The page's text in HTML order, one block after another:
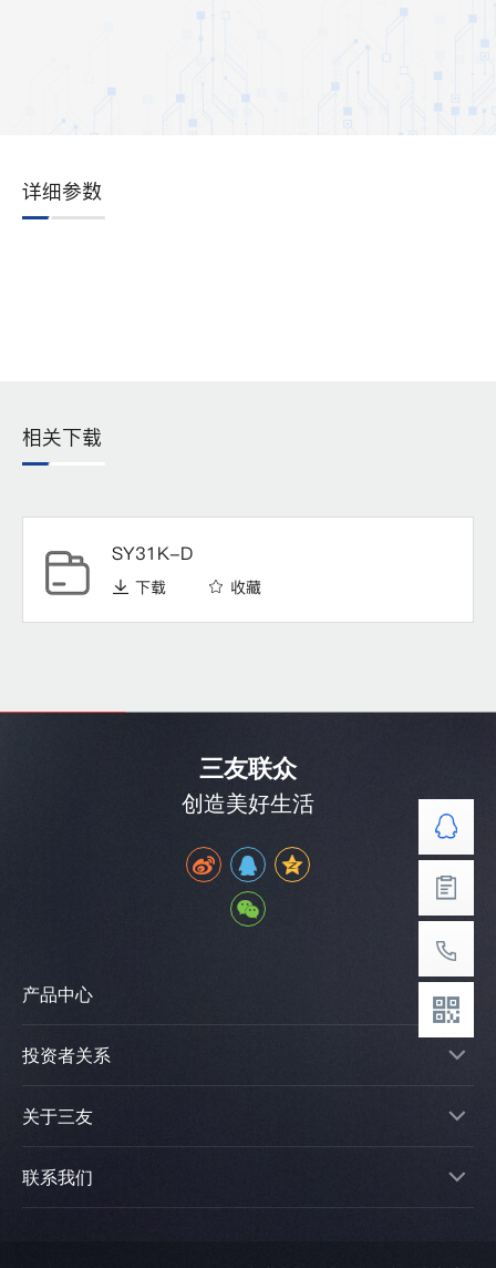
详细参数
相关下载
SY31K-D
下载 收藏
三友联众
创造美好生活
产品中心
投资者关系
关于三友
联系我们